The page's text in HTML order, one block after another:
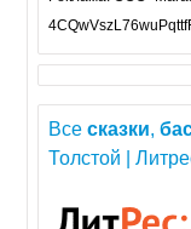
Всесказки,
Толстой |